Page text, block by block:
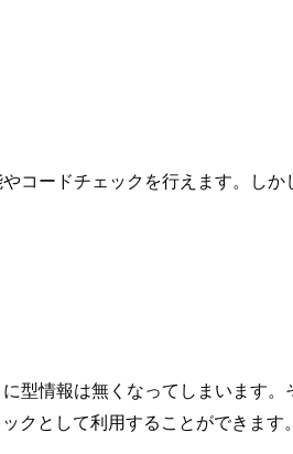
コードチェックを行えます。し
型情報は無くなってしまいます
として利用することができます。